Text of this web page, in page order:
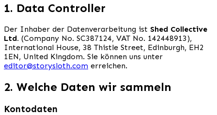
1. Data Controller
Der Inhaber der Datenverarbeitung ist Shed Collective
Ltd. (Company No. SC387124, VAT No. 142448913),
International House, 38 Thistle Street, Edinburgh, EH2
1EN, United Kingdom. Sie können uns unter
editor@storysloth.com erreichen.
2. Welche Daten wir sammeln
Kontodaten